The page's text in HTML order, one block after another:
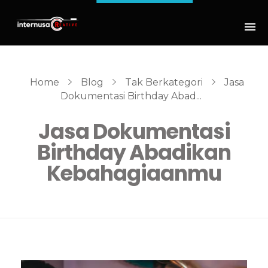
Home Blog Tak Berkategori
Jasa
Dokumentasi Birthday Abad...
Jasa Dokumentasi
Birthday Abadikan
Kebahagiaanmu